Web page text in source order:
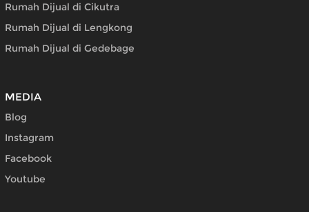
Rumah Dijual di Cikutra
Rumah Dijual di Lengkong
Rumah Dijual di Gedebage
MEDIA
Blog
Instagram
Facebook
Youtube